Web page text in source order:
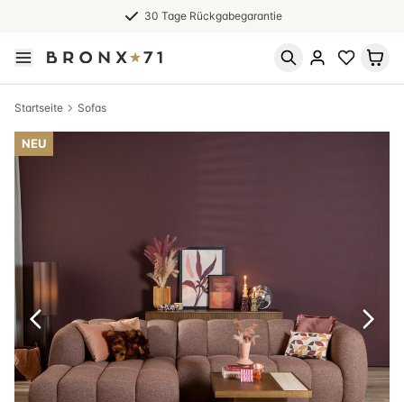
30 Tage Rückgabegarantie
Startseite Sofas
NEU